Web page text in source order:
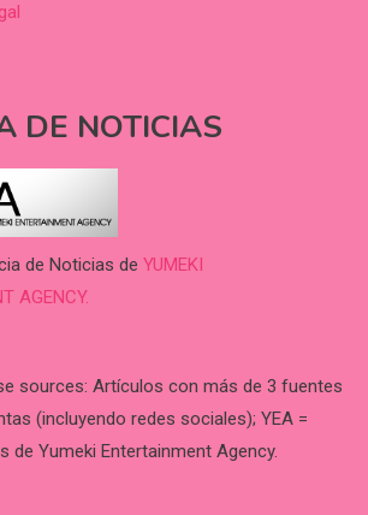
DE NOTICIAS
de Noticias de YUMEKI
AGENCY.
sources: Artículos con más de 3 fuentes
(incluyendo redes sociales); YEA =
de Yumeki Entertainment Agency.